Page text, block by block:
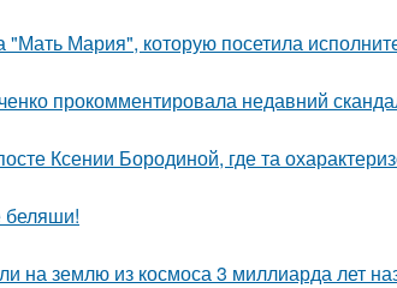
Мария", которую посетила
прокомментировала недавний
Ксении Бородиной, где та
беляши!
на землю из космоса 3 миллиарда лет